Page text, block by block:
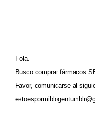
Hola.
Busco comprar fármacos
Favor, comunicarse al